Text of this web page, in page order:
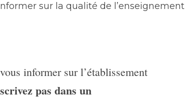
sur la qualité de l’enseignement
informer sur l’établissement
pas dans un